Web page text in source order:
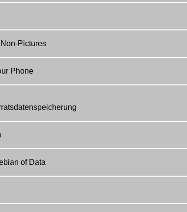
Pictures
Phone
of Data